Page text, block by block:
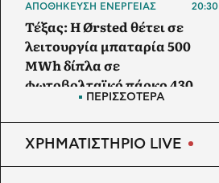
ΑΠΟΘΗΚΕΥΣΗ ΕΝΕΡΓΕΙΑΣ 20:30
Τέξας: Η Ørsted θέτει σε
λειτουργία μπαταρία 500
MWh δίπλα σε
φωτοβολταϊκό πάρκο 430
ΠΕΡΙΣΣΟΤΕΡΑ
ΧΡΗΜΑΤΙΣΤΗΡΙΟ LIVE